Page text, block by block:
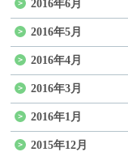
2016年6月
2016年5月
2016年4月
2016年3月
2016年1月
2015年12月